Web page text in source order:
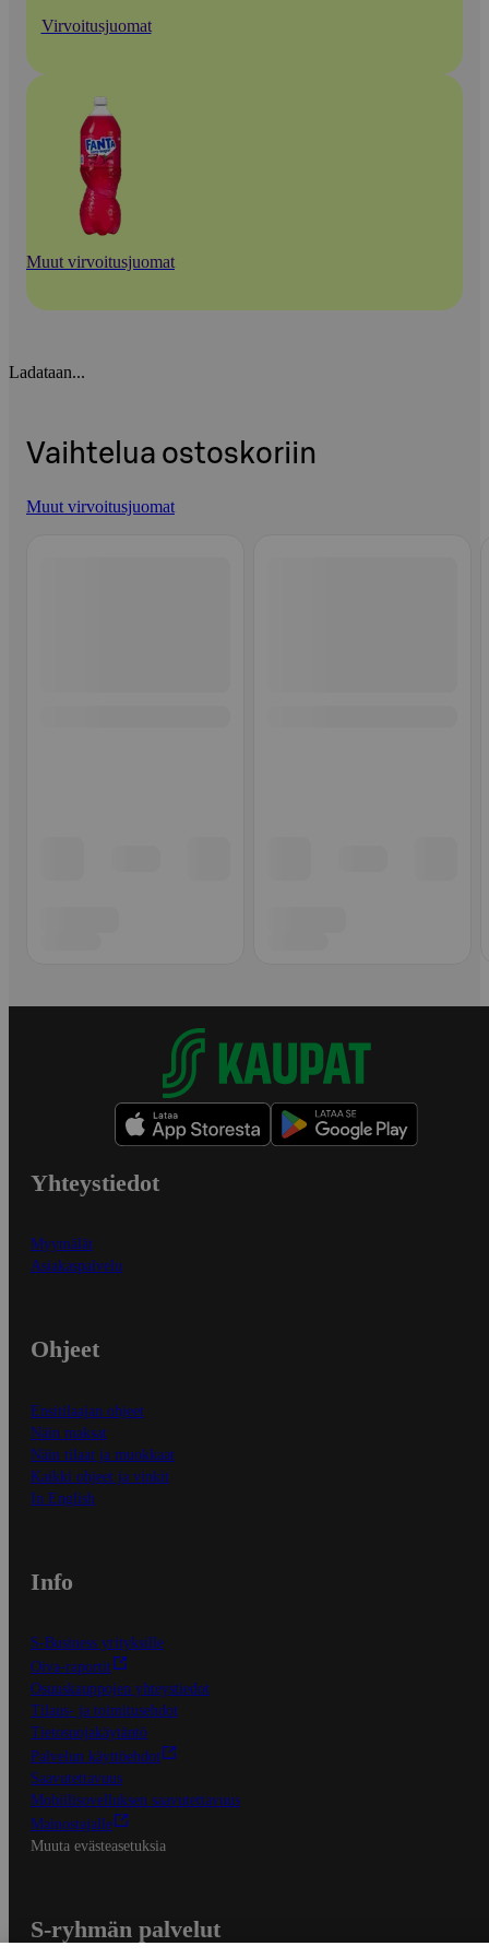
Virvoitusjuomat
Muut virvoitusjuomat
Ladataan...
Vaihtelua ostoskoriin
Muut virvoitusjuomat
Yhteystiedot
Myymälät
Asiakaspalvelu
Ohjeet
Ensitilaajan ohjeet
Näin maksat
Näin tilaat ja muokkaat
Kaikki ohjeet ja vinkit
In English
Info
S-Business yrityksille
Oiva-raportit
Osuuskauppojen yhteystiedot
Tilaus- ja toimitusehdot
Tietosuojakäytäntö
Palvelun käyttöehdot
Saavutettavuus
Mobiilisovelluksen saavutettavuus
Mainostajalle
Muuta evästeasetuksia
S-ryhmän palvelut